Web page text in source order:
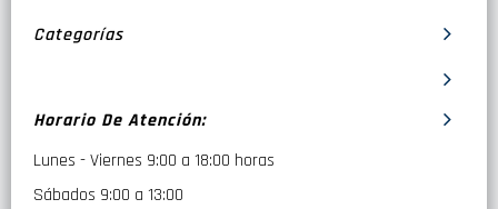
Categorías
Horario De Atención:
Lunes - Viernes 9:00 a 18:00 horas
Sábados 9:00 a 13:00